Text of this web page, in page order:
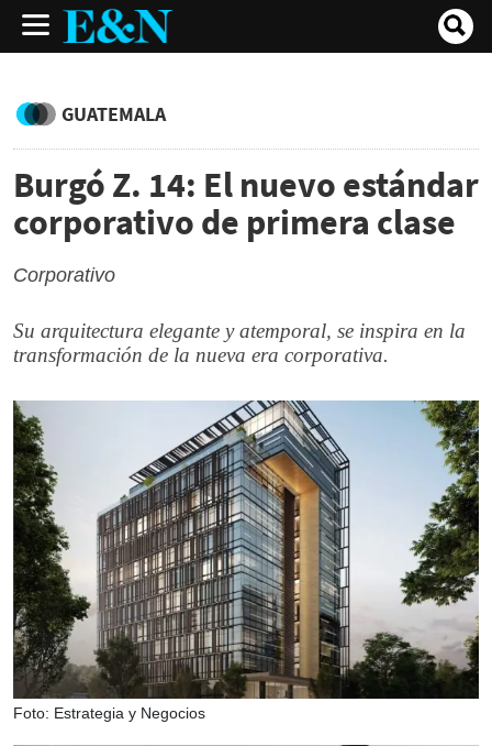
GUATEMALA
Burgó Z. 14: El nuevo estándar
corporativo de primera clase
Corporativo
Su arquitectura elegante y atemporal, se inspira en la
transformación de la nueva era corporativa.
Foto: Estrategia y Negocios